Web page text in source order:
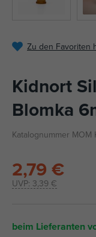
Zu den Favoriten
Kidnort
Blomka
Katalognummer MOM
UVP: 3,39 €
2,79 €
beim Lieferanten